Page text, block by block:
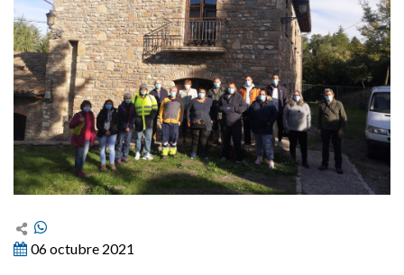
06 octubre 2021